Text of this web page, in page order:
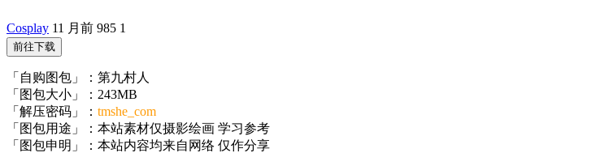
Cosplay 11 月前 985 1
前往下载
「自购图包」：第九村人
「图包大小」：243MB
「解压密码」： tmshe_com
「图包用途」：本站素材仅摄影绘画 学习参考
「图包申明」：本站内容均来自网络 仅作分享